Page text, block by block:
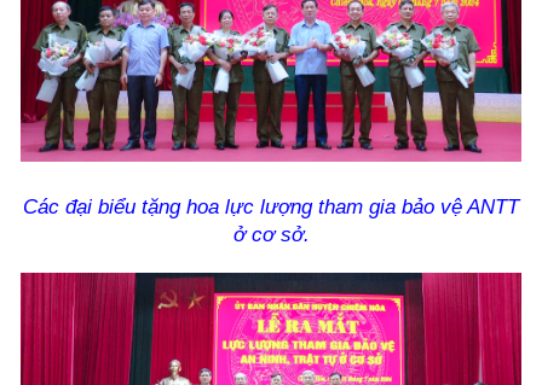
Các đại biểu tặng hoa lực lượng tham gia bảo vệ ANTT
ở cơ sở.